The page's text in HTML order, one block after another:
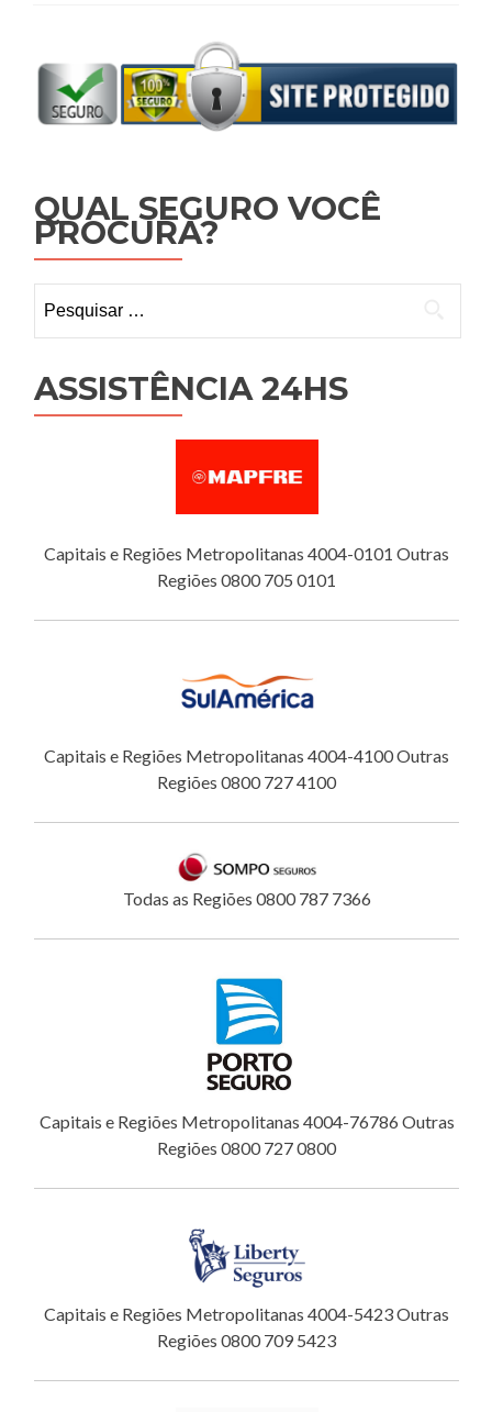
QUAL SEGURO VOCÊ
PROCURA?
por:
ASSISTÊNCIA 24HS
Capitais e Regiões Metropolitanas 4004-0101 Outras
Regiões 0800 705 0101
Capitais e Regiões Metropolitanas 4004-4100 Outras
Regiões 0800 727 4100
Todas as Regiões 0800 787 7366
Capitais e Regiões Metropolitanas 4004-76786 Outras
Regiões 0800 727 0800
Capitais e Regiões Metropolitanas 4004-5423 Outras
Regiões 0800 709 5423